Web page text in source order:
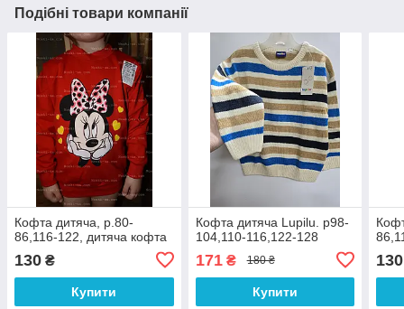
Подібні товари компанії
Кофта дитяча, р.80-
86,116-122, дитяча кофта
130 ₴
Купити
Кофта дитяча Lupilu. р98-
104,110-116,122-128
171₴ 180 ₴
Купити
130